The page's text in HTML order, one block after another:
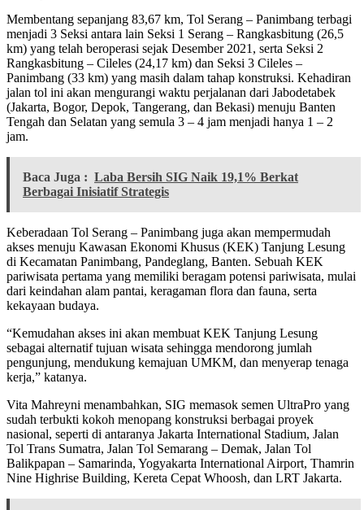
Membentang sepanjang 83,67 km, Tol Serang – Panimbang terbagi
menjadi 3 Seksi antara lain Seksi 1 Serang – Rangkasbitung (26,5
km) yang telah beroperasi sejak Desember 2021, serta Seksi 2
Rangkasbitung – Cileles (24,17 km) dan Seksi 3 Cileles –
Panimbang (33 km) yang masih dalam tahap konstruksi. Kehadiran
jalan tol ini akan mengurangi waktu perjalanan dari Jabodetabek
(Jakarta, Bogor, Depok, Tangerang, dan Bekasi) menuju Banten
Tengah dan Selatan yang semula 3 – 4 jam menjadi hanya 1 – 2
jam.
Baca Juga : Laba Bersih SIG Naik 19,1% Berkat
Berbagai Inisiatif Strategis
Keberadaan Tol Serang – Panimbang juga akan mempermudah
akses menuju Kawasan Ekonomi Khusus (KEK) Tanjung Lesung
di Kecamatan Panimbang, Pandeglang, Banten. Sebuah KEK
pariwisata pertama yang memiliki beragam potensi pariwisata, mulai
dari keindahan alam pantai, keragaman flora dan fauna, serta
kekayaan budaya.
“Kemudahan akses ini akan membuat KEK Tanjung Lesung
sebagai alternatif tujuan wisata sehingga mendorong jumlah
pengunjung, mendukung kemajuan UMKM, dan menyerap tenaga
kerja,” katanya.
Vita Mahreyni menambahkan, SIG memasok semen UltraPro yang
sudah terbukti kokoh menopang konstruksi berbagai proyek
nasional, seperti di antaranya Jakarta International Stadium, Jalan
Tol Trans Sumatra, Jalan Tol Semarang – Demak, Jalan Tol
Balikpapan – Samarinda, Yogyakarta International Airport, Thamrin
Nine Highrise Building, Kereta Cepat Whoosh, dan LRT Jakarta.